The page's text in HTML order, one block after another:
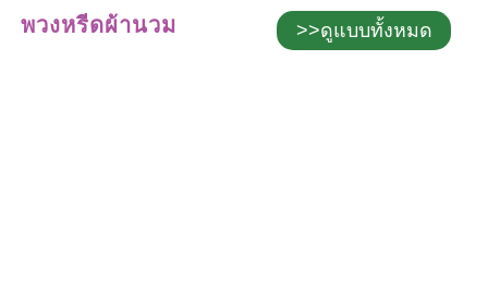
พวงหรีดผ้านวม >>ดูแบบทั้งหมด